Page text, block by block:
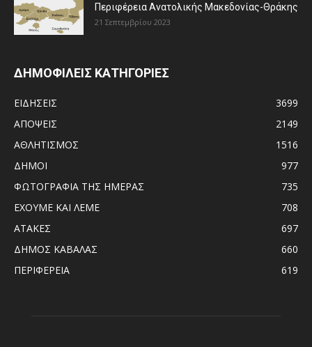
Περιφέρεια Ανατολικής Μακεδονίας-Θράκης
21 Σεπτεμβρίου 2023
ΔΗΜΟΦΙΛΕΙΣ ΚΑΤΗΓΟΡΙΕΣ
ΕΙΔΗΣΕΙΣ
3699
ΑΠΟΨΕΙΣ
2149
ΑΘΛΗΤΙΣΜΟΣ
1516
ΔΗΜΟΙ
977
ΦΩΤΟΓΡΑΦΙΑ ΤΗΣ ΗΜΕΡΑΣ
735
ΕΧΟΥΜΕ ΚΑΙ ΛΕΜΕ
708
ΑΤΑΚΕΣ
697
ΔΗΜΟΣ ΚΑΒΑΛΑΣ
660
ΠΕΡΙΦΕΡΕΙΑ
619